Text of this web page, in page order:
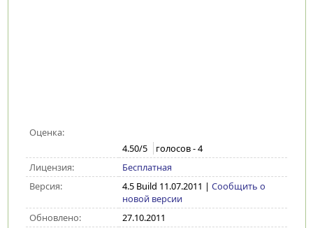
Оценка:
4.50/5 голосов -4
Лицензия:
Бесплатная
Версия:
4.5 Build 11.07.2011 | Сообщить о
новой версии
Обновлено:
27.10.2011